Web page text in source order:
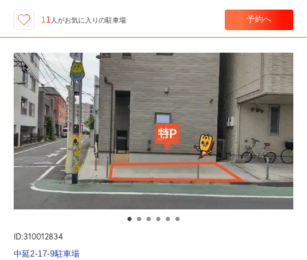
11 人がお気に入りの駐車場 予約へ
ID:310012834
中延2-17-9駐車場